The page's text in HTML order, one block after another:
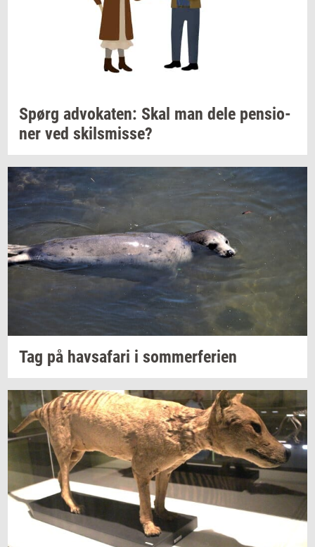
Spørg ad­vo­ka­ten: Skal man dele pen­sio­
ner ved skils­mis­se?
Tag på havs­a­fa­ri i som­mer­fe­ri­en